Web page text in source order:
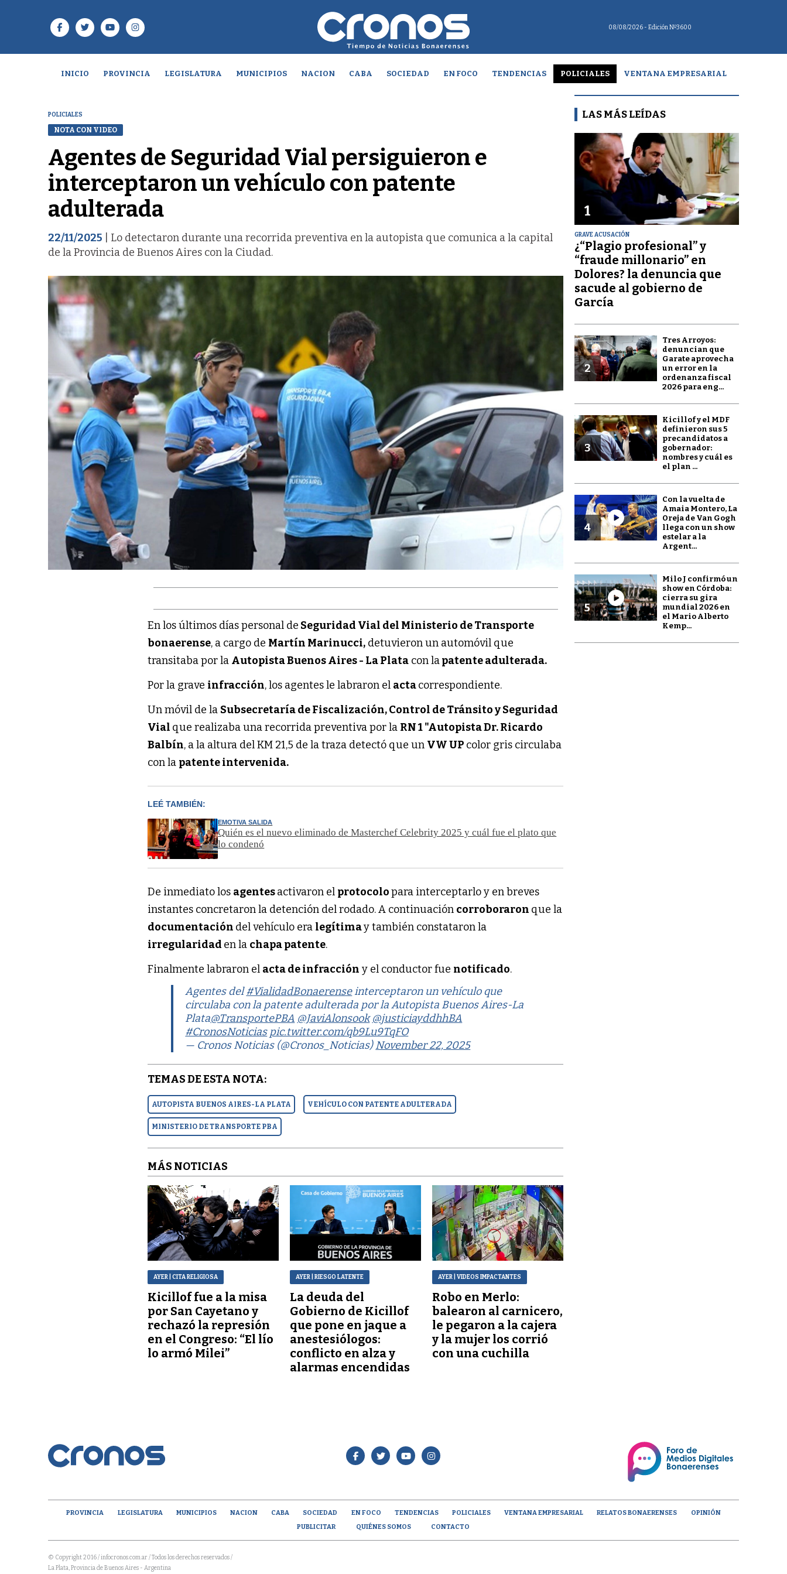
08/08/2026 - Edición Nº3600
INICIO PROVINCIA LEGISLATURA MUNICIPIOS NACION CABA SOCIEDAD EN FOCO TENDENCIAS POLICIALES VENTANA EMPRESARIAL
POLICIALES
NOTA CON VIDEO
Agentes de Seguridad Vial persiguieron e
interceptaron un vehículo con patente
adulterada
22/11/2025 | Lo detectaron durante una recorrida preventiva en la autopista que comunica a la capital
de la Provincia de Buenos Aires con la Ciudad.
En los últimos días personal de Seguridad Vial del Ministerio de Transporte
bonaerense, a cargo de Martín Marinucci, detuvieron un automóvil que
transitaba por la Autopista Buenos Aires - La Plata con lapatente adulterada.
Por la grave infracción, los agentes le labraron el actacorrespondiente.
Un móvil de la Subsecretaría de Fiscalización, Control de Tránsito y Seguridad
Vial que realizaba una recorrida preventiva por la RN 1 "Autopista Dr. Ricardo
Balbín, a la altura del KM 21,5 de la traza detectó que un VW UP color gris circulaba
con la patente intervenida.
LEÉ TAMBIÉN:
EMOTIVA SALIDA
Quién es el nuevo eliminado de Masterchef Celebrity 2025 y cuál fue el plato que
lo condenó
De inmediato los agentesactivaron el protocolopara interceptarlo y en breves
instantes concretaron la detención del rodado. A continuación corroboraron que la
documentación del vehículo era legítimay también constataron la
irregularidad en la chapa patente.
Finalmente labraron el acta de infracción y el conductor fue notificado.
Agentes del#VialidadBonaerenseinterceptaron un vehículo que
circulaba con la patente adulterada por la Autopista Buenos Aires-La
Plata@TransportePBA @JaviAlonsook @justiciayddhhBA
#CronosNoticias pic.twitter.com/qb9Lu9TqFO
— Cronos Noticias (@Cronos_Noticias)November 22, 2025
TEMAS DE ESTA NOTA:
AUTOPISTA BUENOS AIRES-LA PLATA VEHÍCULO CON PATENTE ADULTERADA
MINISTERIO DE TRANSPORTE PBA
MÁS NOTICIAS
AYER | CITA RELIGIOSA
Kicillof fue a la misa
por San Cayetano y
rechazó la represión
en el Congreso: “El lío
lo armó Milei”
AYER | RIESGO LATENTE
La deuda del
Gobierno de Kicillof
que pone en jaque a
anestesiólogos:
conflicto en alza y
alarmas encendidas
AYER | VIDEOS IMPACTANTES
Robo en Merlo:
balearon al carnicero,
le pegaron a la cajera
y la mujer los corrió
con una cuchilla
LAS MÁS LEÍDAS
1
GRAVE ACUSACIÓN
¿“Plagio profesional” y
“fraude millonario” en
Dolores? la denuncia que
sacude al gobierno de
García
2
Tres Arroyos:
denuncian que
Garate aprovecha
un error en la
ordenanza fiscal
2026 para eng...
3
Kicillof y el MDF
definieron sus 5
precandidatos a
gobernador:
nombres y cuál es
el plan ...
4
Con la vuelta de
Amaia Montero, La
Oreja de Van Gogh
llega con un show
estelar a la
Argent...
5
Milo J confirmó un
show en Córdoba:
cierra su gira
mundial 2026 en
el Mario Alberto
Kemp...
PROVINCIA LEGISLATURA MUNICIPIOS NACION CABA SOCIEDAD EN FOCO TENDENCIAS POLICIALES VENTANA EMPRESARIAL RELATOS BONAERENSES
OPINIÓN
PUBLICITAR
QUIÉNES SOMOS CONTACTO
© Copyright 2016 / infocronos.com.ar / Todos los derechos reservados /
La Plata, Provincia de Buenos Aires - Argentina